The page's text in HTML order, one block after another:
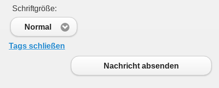
Schriftgröße:
Normal
Tags schließen
Nachricht absenden